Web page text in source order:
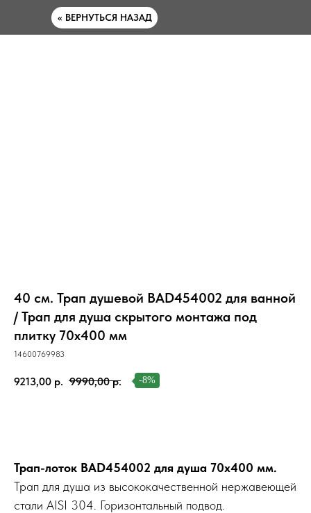
<< ВЕРНУТЬСЯ НАЗАД
40 см. Трап душевой BAD454002 для ванной
/ Трап для душа скрытого монтажа под
плитку 70х400 мм
14600769983
9213,00 р. 9990,00 р. -8%
Трап-лоток BAD454002 для душа 70х400 мм.
Трап для душа из высококачественной нержавеющей
стали AISI 304. Горизонтальный подвод.